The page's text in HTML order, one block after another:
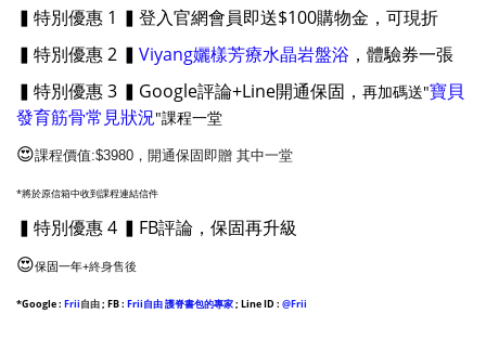
▍特別優惠 1 ▍登入官網會員即送$100購物金，可現折
▍特別優惠 2 ▍ Viyang孋樣芳療水晶岩盤浴 ，體驗券一張
▍特別優惠 3 ▍Google評論+Line開通保固， 再加碼送"寶貝
發育筋骨常見狀況"課程一堂
😍課程價值:$3980，開通保固即贈 其中一堂
*將於原信箱中收到課程連結信件
▍特別優惠 4 ▍FB評論，保固再升級
😍保固一年+終身售後
*Google: Frii自由; FB : Frii自由 護脊書包的專家; Line ID : @Frii